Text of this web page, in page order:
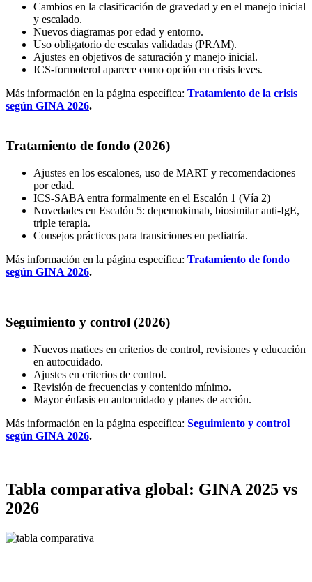
Cambios en la clasificación de gravedad y en el manejo inicial
y escalado.
Nuevos diagramas por edad y entorno.
Uso obligatorio de escalas validadas (PRAM).
Ajustes en objetivos de saturación y manejo inicial.
ICS-formoterol aparece como opción en crisis leves.
Más información en la página específica: Tratamiento de la crisis
según GINA 2026.
Tratamiento de fondo (2026)
Ajustes en los escalones, uso de MART y recomendaciones
por edad.
ICS-SABA entra formalmente en el Escalón 1 (Vía 2)
Novedades en Escalón 5: depemokimab, biosimilar anti-IgE,
triple terapia.
Consejos prácticos para transiciones en pediatría.
Más información en la página específica: Tratamiento de fondo
según GINA 2026.
Seguimiento y control (2026)
Nuevos matices en criterios de control, revisiones y educación
en autocuidado.
Ajustes en criterios de control.
Revisión de frecuencias y contenido mínimo.
Mayor énfasis en autocuidado y planes de acción.
Más información en la página específica: Seguimiento y control
según GINA 2026.
Tabla comparativa global: GINA 2025 vs
2026